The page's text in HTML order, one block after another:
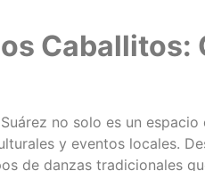
no solo es un
y eventos locales.
de danzas tradicionales